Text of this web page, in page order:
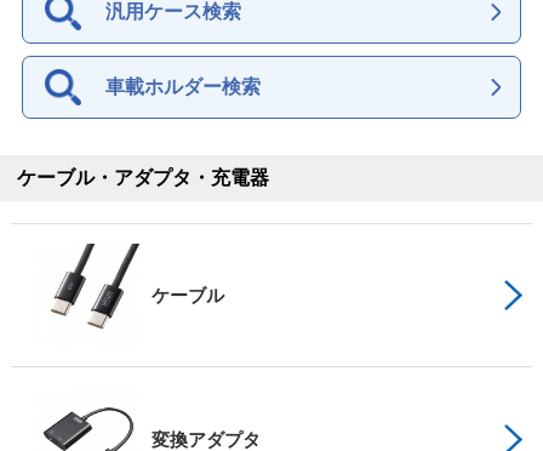
汎用ケース検索
車載ホルダー検索
ケーブル・アダプタ・充電器
ケーブル
変換アダプタ